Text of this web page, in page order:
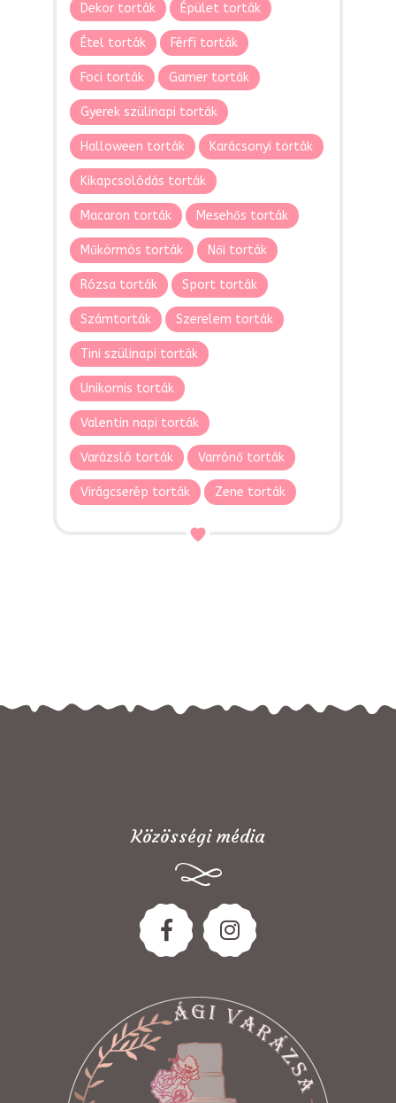
Dekor torták Épület torták
Étel torták Férfi torták
Foci torták Gamer torták
Gyerek szülinapi torták
Halloween torták Karácsonyi torták
Kikapcsolódás torták
Macaron torták Mesehős torták
Műkörmös torták Női torták
Rózsa torták Sport torták
Számtorták Szerelem torták
Tini szülinapi torták
Unikornis torták
Valentin napi torták
Varázsló torták Varrónő torták
Virágcserép torták Zene torták
Közösségi média